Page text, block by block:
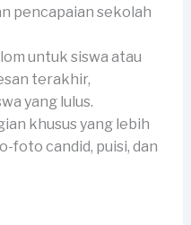
pencapaian sekolah
untuk siswa atau
terakhir,
yang lulus.
khusus yang lebih
foto candid, puisi, dan